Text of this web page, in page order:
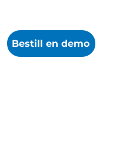
Bestill en demo